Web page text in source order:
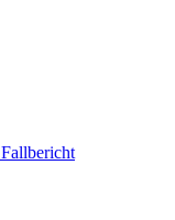
Fallbericht